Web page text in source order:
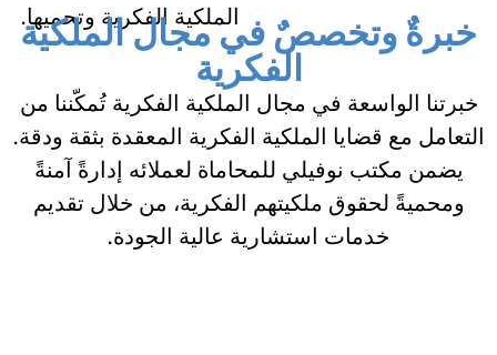
الملكية الفكرية وتحميها.
خبرةٌ وتخصصٌ في مجال الملكية
الفكرية
خبرتنا الواسعة في مجال الملكية الفكرية تُمكّننا من
التعامل مع قضايا الملكية الفكرية المعقدة بثقة ودقة.
يضمن مكتب نوفيلي للمحاماة لعملائه إدارةً آمنةً
ومحميةً لحقوق ملكيتهم الفكرية، من خلال تقديم
خدمات استشارية عالية الجودة.